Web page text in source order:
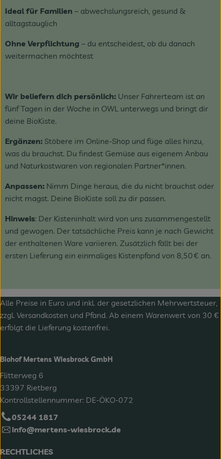
Ideal für Familien – abwechslungsreich, gesund &
alltagstauglich
Ohne Verpflichtung – du entscheidest, ob du danach
weitermachen möchtest
Wir beliefern dich persönlich: Unser Fahrerteam ist an
fünf Tagen in der Woche in OWL unterwegs und bringt dir
deine BioKiste.
Ergänzen: Stöbere im Online-Shop und füge alles hinzu,
was du brauchst. Du findest Gemüse aus eigenem Anbau
und Naturkostwaren von regionalen Partner*innen.
Anpassen: Nimm Dinge heraus, die du nicht brauchst oder
nicht magst. Deine BioKiste soll zu dir passen.
Hinweis: Der Kisteninhalt wird von uns zusammengestellt
und gewogen. Der tatsächliche Preis kann je nach Gewicht
der enthaltenen Ware variieren. Zusätzlich fällt bei der
ersten Lieferung ein einmaliges Kistenpfand von 8,50 € an.
Alle Preise in Euro und inkl. der gesetzlichen Mehrwertsteuer,
zzgl. Versandkosten und Pfand. Ab einem Warenwert von 30 €
erfolgt die Lieferung kostenfrei.
Biohof Mertens Wiesbrock GmbH
Flitterweg 6
33397 Rietberg
Kontrollstellennummer: DE-ÖKO-072
05244 1817
info@mertens-wiesbrock.de
RECHTLICHES